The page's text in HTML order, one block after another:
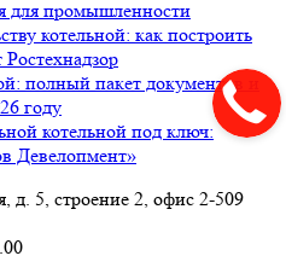
для промышленности
котельной: как построить
полный пакет документов и
году
котельной под ключ:
Девелопмент»
д. 5, строение 2, офис 2-509